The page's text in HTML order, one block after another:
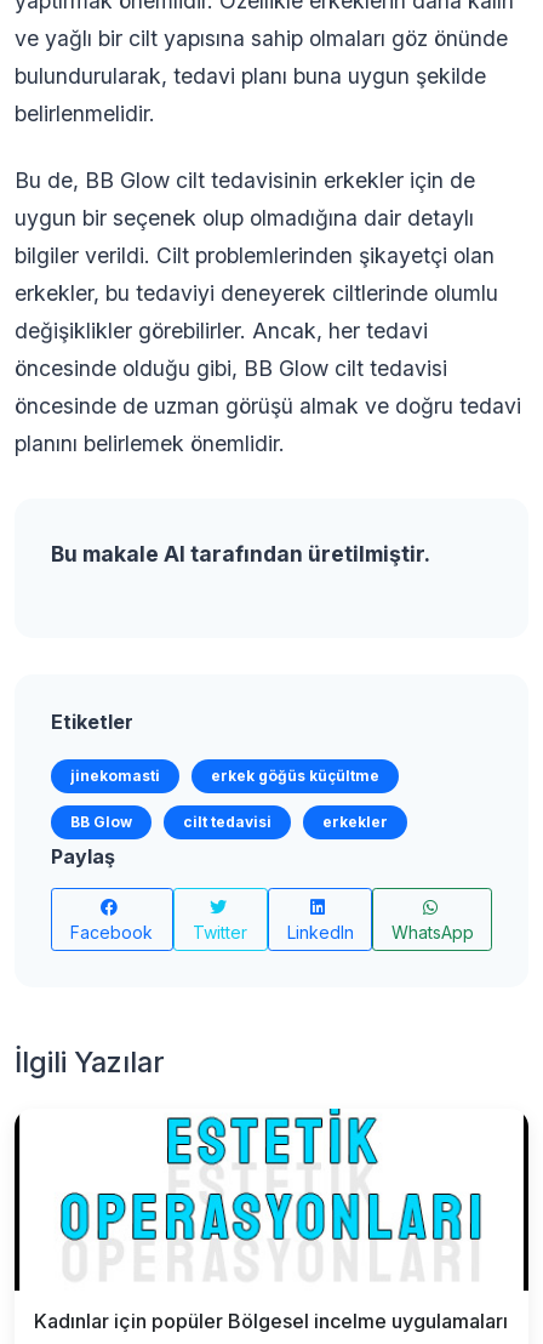
ve yağlı bir cilt yapısına sahip olmaları göz önünde
bulundurularak, tedavi planı buna uygun şekilde
belirlenmelidir.
Bu de, BB Glow cilt tedavisinin erkekler için de
uygun bir seçenek olup olmadığına dair detaylı
bilgiler verildi. Cilt problemlerinden şikayetçi olan
erkekler, bu tedaviyi deneyerek ciltlerinde olumlu
değişiklikler görebilirler. Ancak, her tedavi
öncesinde olduğu gibi, BB Glow cilt tedavisi
öncesinde de uzman görüşü almak ve doğru tedavi
planını belirlemek önemlidir.
Bu makale AI tarafından üretilmiştir.
Etiketler
jinekomasti erkek göğüs küçültme
BB Glow cilt tedavisi erkekler
Paylaş
Facebook Twitter LinkedIn WhatsApp
İlgili Yazılar
Kadınlar için popüler Bölgesel incelme uygulamaları